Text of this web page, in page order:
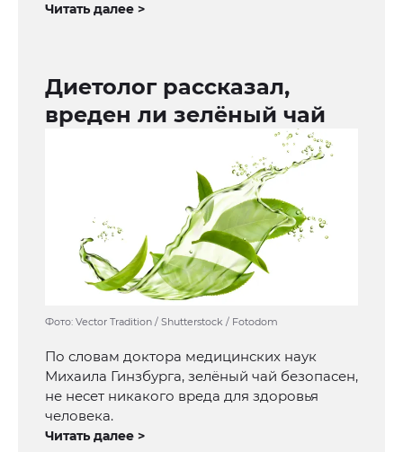
Читать далее >
Диетолог рассказал,
вреден ли зелёный чай
Фото: Vector Tradition / Shutterstock / Fotodom
По словам доктора медицинских наук
Михаила Гинзбурга, зелёный чай безопасен,
не несет никакого вреда для здоровья
человека.
Читать далее >